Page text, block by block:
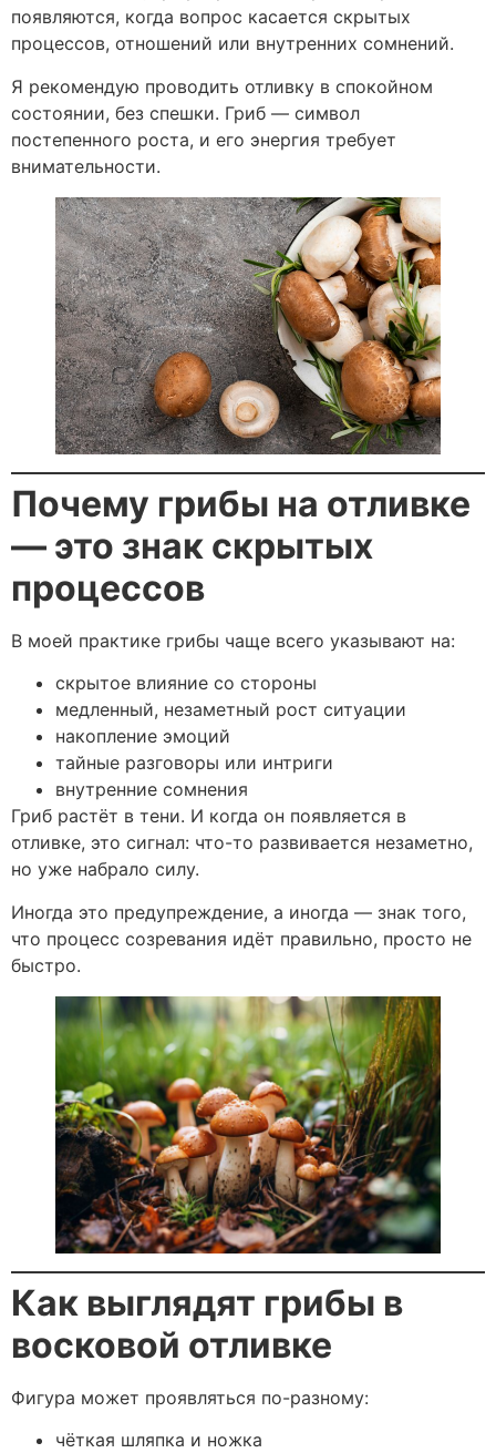
появляются, когда вопрос касается скрытых
процессов, отношений или внутренних сомнений.
Я рекомендую проводить отливку в спокойном
состоянии, без спешки. Гриб — символ
постепенного роста, и его энергия требует
внимательности.
Почему грибы на отливке
— это знак скрытых
процессов
В моей практике грибы чаще всего указывают на:
скрытое влияние со стороны
медленный, незаметный рост ситуации
накопление эмоций
тайные разговоры или интриги
внутренние сомнения
Гриб растёт в тени. И когда он появляется в
отливке, это сигнал: что-то развивается незаметно,
но уже набрало силу.
Иногда это предупреждение, а иногда — знак того,
что процесс созревания идёт правильно, просто не
быстро.
Как выглядят грибы в
восковой отливке
Фигура может проявляться по-разному:
чёткая шляпка и ножка